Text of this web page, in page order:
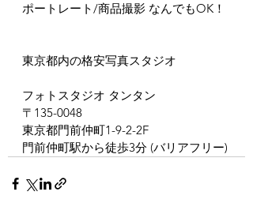
ポートレート/商品撮影 なんでもOK！
東京都内の格安写真スタジオ
フォトスタジオ タンタン
〒135-0048
東京都門前仲町1-9-2-2F
門前仲町駅から徒歩3分 (バリアフリー)